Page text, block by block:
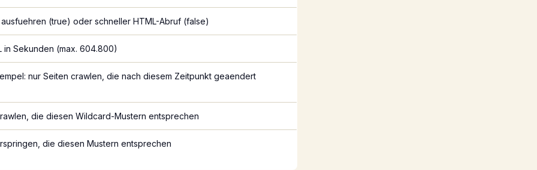
(true) oder schneller HTML-Abruf (false)
in Sekunden (max. 604.800)
nur Seiten crawlen, die nach diesem Zeitpunkt geaendert
die diesen Wildcard-Mustern entsprechen
die diesen Mustern entsprechen